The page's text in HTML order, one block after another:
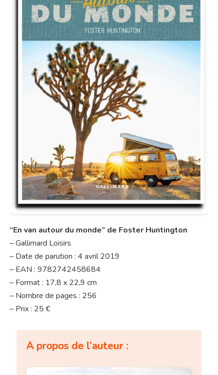
“En van autour du monde” de Foster Huntington
– Gallimard Loisirs
– Date de parution : 4 avril 2019
– EAN : 9782742458684
– Format : 17,8 x 22,9 cm
– Nombre de pages : 256
– Prix : 25 €
A propos de l’auteur :